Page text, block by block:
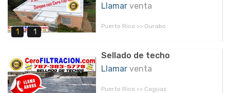
1 1
Llamar venta
Puerto Rico >> Gurabo
Sellado de techo
Llamar venta
Puerto Rico >> Caguas